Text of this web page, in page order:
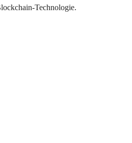
Technologie.